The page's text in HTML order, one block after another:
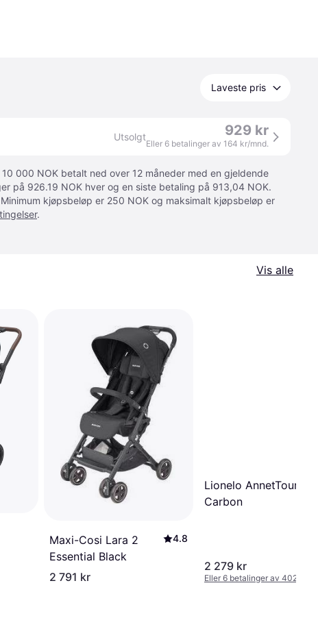
Laveste pris
Utsolgt 929 kr
Eller 6 betalinger av 164 kr/mnd.
000 NOK betalt ned over 12 måneder med en gjeldende
på 926.19 NOK hver og en siste betaling på 913,04 NOK.
kjøpsbeløp er 250 NOK og maksimalt kjøpsbeløp er
.
Vis alle
Maxi-Cosi Lara 2
Essential Black
4.8
2 791 kr
Lionelo AnnetTour
Carbon
2 279 kr
Eller 6 betalinger av 402 kr